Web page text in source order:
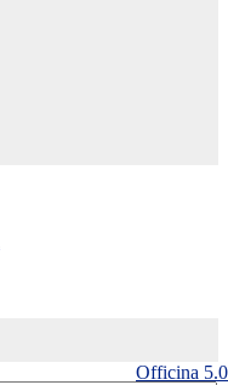
Officina 5.0